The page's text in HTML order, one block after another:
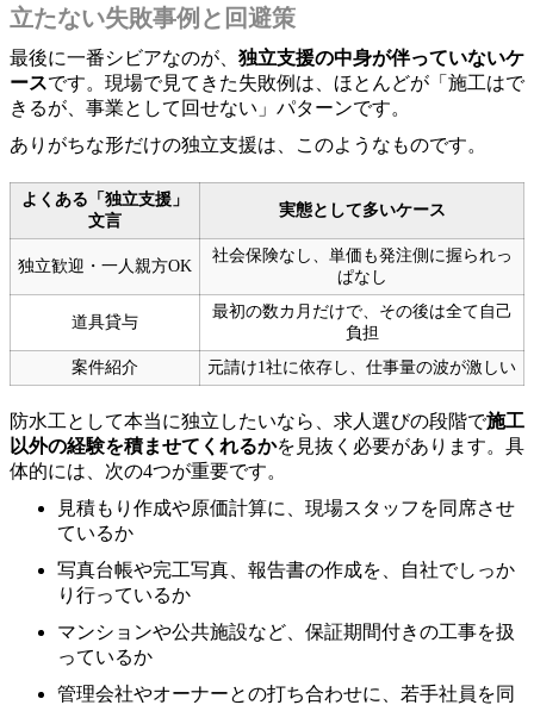
立たない失敗事例と回避策
最後に一番シビアなのが、 独立支援の中身が伴っていないケ
ースです。現場で見てきた失敗例は、ほとんどが「施工はで
きるが、事業として回せない」パターンです。
ありがちな形だけの独立支援は、このようなものです。
よくある「独立支援」
文言
実態として多いケース
独立歓迎・一人親方OK
社会保険なし、単価も発注側に握られっ
ぱなし
道具貸与
最初の数カ月だけで、その後は全て自己
負担
案件紹介
元請け1社に依存し、仕事量の波が激しい
防水工として本当に独立したいなら、求人選びの段階で施工
以外の経験を積ませてくれるかを見抜く必要があります。具
体的には、次の4つが重要です。
見積もり作成や原価計算に、現場スタッフを同席させ
ているか
写真台帳や完工写真、報告書の作成を、自社でしっか
り行っているか
マンションや公共施設など、保証期間付きの工事を扱
っているか
管理会社やオーナーとの打ち合わせに、若手社員を同